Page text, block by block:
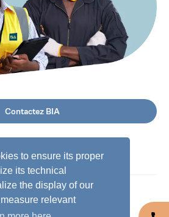
to ensure its proper
its technical
the display of our
relevant
Contactez BIA
Group, Tous droits réservés.